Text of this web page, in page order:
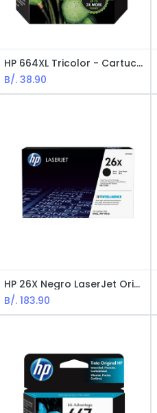
HP 664XL Tricolor - Cartucho de Tinta
B/.38.90
HP 26X Negro LaserJet Original Cartucho de Tóner
B/.183.90